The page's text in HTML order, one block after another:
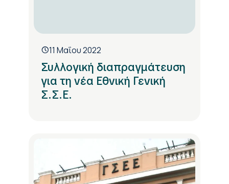
11 Μαΐου 2022
Συλλογική διαπραγμάτευση
για τη νέα Εθνική Γενική
Σ.Σ.Ε.